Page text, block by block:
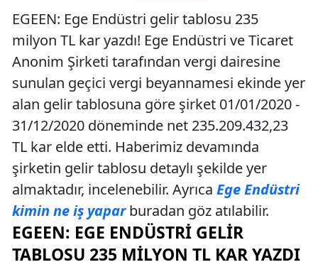
EGEEN: Ege Endüstri gelir tablosu 235
milyon TL kar yazdı! Ege Endüstri ve Ticaret
Anonim Şirketi tarafından vergi dairesine
sunulan geçici vergi beyannamesi ekinde yer
alan gelir tablosuna göre şirket 01/01/2020 -
31/12/2020 döneminde net 235.209.432,23
TL kar elde etti. Haberimiz devamında
şirketin gelir tablosu detaylı şekilde yer
almaktadır, incelenebilir. Ayrıca Ege Endüstri
kimin ne iş yaparburadan göz atılabilir.
EGEEN: EGE ENDÜSTRI GELIR
TABLOSU 235 MILYON TL KAR YAZDI